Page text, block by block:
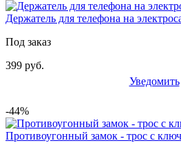
Держатель для телефона на
Под заказ
399 руб.
Уведомить
-44%
Противоугонный замок - трос с